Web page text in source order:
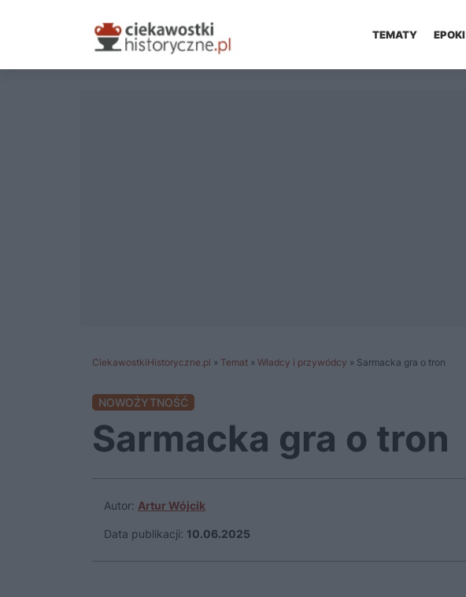
TEMATY EPOKI
CiekawostkiHistoryczne.pl » Temat » Władcy i przywódcy » Sarmacka gra o tron
NOWOŻYTNOŚĆ
Sarmacka gra o tron
Autor: Artur Wójcik
Data publikacji: 10.06.2025